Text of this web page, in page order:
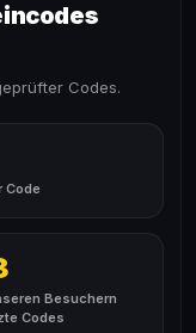
Codes.
Code
Besuchern
Codes